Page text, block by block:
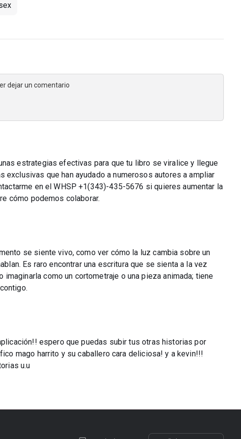
dejar un comentario
estrategias efectivas para que tu libro se viralice y llegue
exclusivas que han ayudado a numerosos autores a ampliar
en el WHSP +1(343)-435-5676 si quieres aumentar la
cómo podemos colaborar.
se siente vivo, como ver cómo la luz cambia sobre un
Es raro encontrar una escritura que se sienta a la vez
como un cortometraje o una pieza animada; tiene
espero que puedas subir tus otras historias por
mago harrito y su caballero cara deliciosa! y a kevin!!!
u.u